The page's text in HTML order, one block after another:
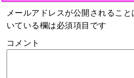
メールアドレスが公開されること
いている欄は必須項目です
コメント